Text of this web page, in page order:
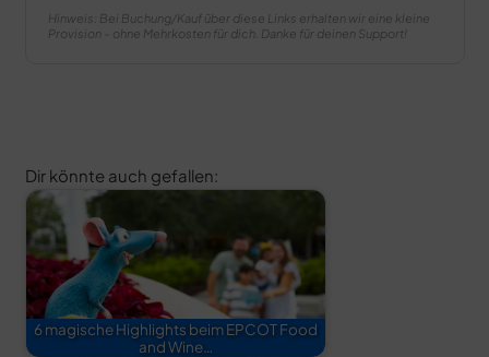
Hinweis: Bei Buchung/Kauf über diese Links erhalten wir eine kleine
Provision – ohne Mehrkosten für dich. Danke für deinen Support!
Dir könnte auch gefallen:
6 magische Highlights beim EPCOT Food
and Wine…